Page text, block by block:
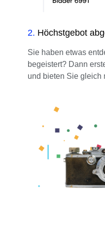
2. Höchstgebot
Sie haben etwas
begeistert? Dann
und bieten Sie gleich